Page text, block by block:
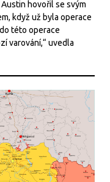
hovořil se svým
když už byla operace
této operace
varování,“ uvedla